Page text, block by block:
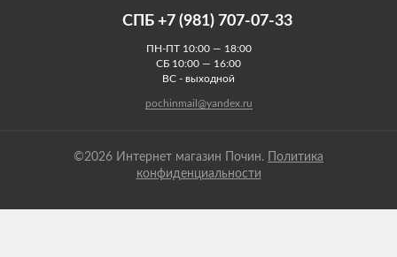
СПБ +7 (981) 707-07-33
ПН-ПТ 10:00 — 18:00
СБ 10:00 — 16:00
ВС - выходной
pochinmail@yandex.ru
©2026 Интернет магазин Почин.
Политика
конфиденциальности